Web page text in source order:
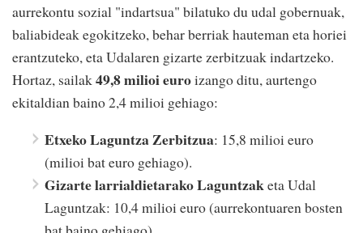
aurrekontu sozial "indartsua" bilatuko du udal gobernuak,
baliabideak egokitzeko, behar berriak hauteman eta horiei
erantzuteko, eta Udalaren gizarte zerbitzuak indartzeko.
Hortaz, sailak49,8 milioi euroizango ditu, aurtengo
ekitaldian baino 2,4 milioi gehiago:
Etxeko Laguntza Zerbitzua: 15,8 milioi euro
(milioi bat euro gehiago).
Gizarte larrialdietarako Laguntzaketa Udal
Laguntzak: 10,4 milioi euro (aurrekontuaren bosten